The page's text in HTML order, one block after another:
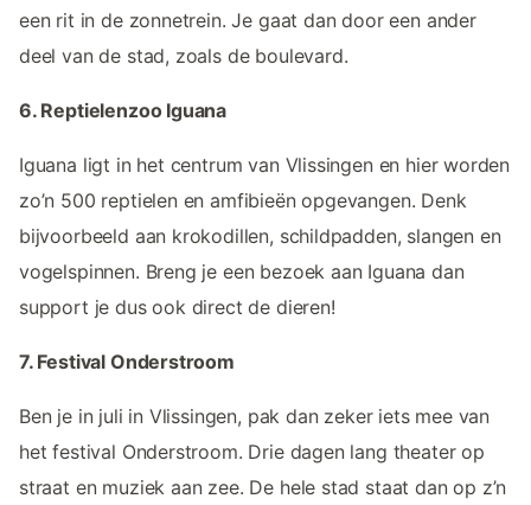
een rit in de zonnetrein. Je gaat dan door een ander
deel van de stad, zoals de boulevard.
6. Reptielenzoo Iguana
Iguana ligt in het centrum van Vlissingen en hier worden
zo’n 500 reptielen en amfibieën opgevangen. Denk
bijvoorbeeld aan krokodillen, schildpadden, slangen en
vogelspinnen. Breng je een bezoek aan Iguana dan
support je dus ook direct de dieren!
7. Festival Onderstroom
Ben je in juli in Vlissingen, pak dan zeker iets mee van
het festival Onderstroom. Drie dagen lang theater op
straat en muziek aan zee. De hele stad staat dan op z’n